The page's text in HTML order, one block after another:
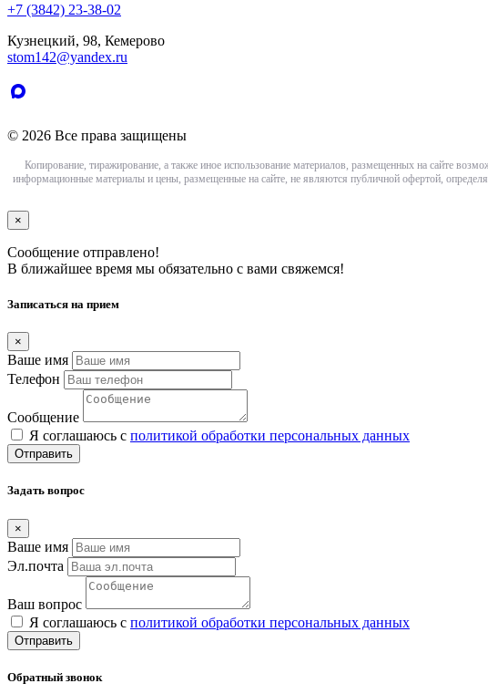
+7 (3842) 23-38-02
Кузнецкий, 98, Кемерово
stom142@yandex.ru
© 2026 Все права защищены
Копирование, тиражирование, а также иное использование материалов, размещенных на сайте
информационные материалы и цены, размещенные на сайте, не являются публичной офертой,
×
Сообщение отправлено!
В ближайшее время мы обязательно с вами свяжемся!
Записаться на прием
×
Ваше имя
Телефон
Сообщение
Я соглашаюсь с политикой обработки персональных данных
Отправить
Задать вопрос
×
Ваше имя
Эл.почта
Ваш вопрос
Я соглашаюсь с политикой обработки персональных данных
Отправить
Обратный звонок